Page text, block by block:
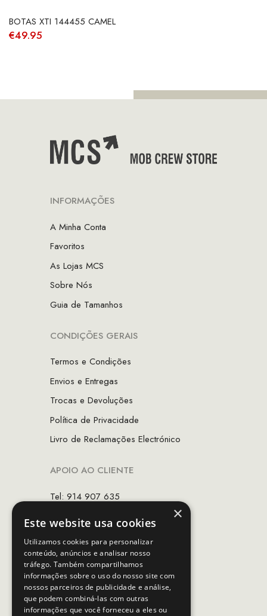
BOTAS XTI 144455 CAMEL
€49.95
INFORMAÇÕES
A Minha Conta
Favoritos
As Lojas MCS
Sobre Nós
Guia de Tamanhos
CONDIÇÕES GERAIS
Termos e Condições
Envios e Entregas
Trocas e Devoluções
Política de Privacidade
Livro de Reclamações Electrónico
APOIO AO CLIENTE
Tel: 914 907 635
Horário de contacto:
Dias úteis das 10h as 19h
SEGUE-NOS
×
Este website usa cookies
Utilizamos cookies para personalizar
conteúdo, anúncios e analisar nosso
tráfego. Também compartilhamos
informações sobre o uso do nosso site com
nossos parceiros de publicidade e análise,
que podem combiná-las com outras
informações que você forneceu a eles ou